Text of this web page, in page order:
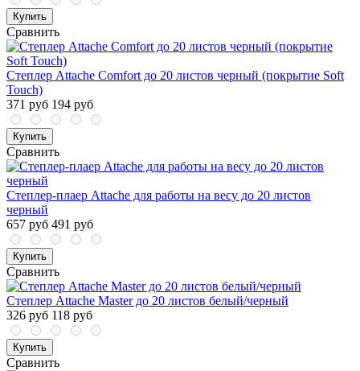
Купить
Сравнить
Степлер Attache Comfort до 20 листов черный (покрытие Soft
Touch)
371 руб 194 руб
Купить
Сравнить
Степлер-плаер Attache для работы на весу до 20 листов
черный
657 руб 491 руб
Купить
Сравнить
Степлер Attache Master до 20 листов белый/черный
326 руб 118 руб
Купить
Сравнить